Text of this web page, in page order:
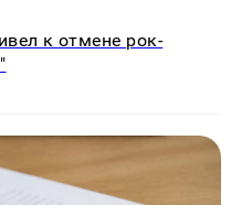
к отмене рок-